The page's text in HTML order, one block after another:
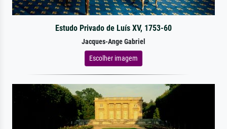
Estudo Privado de Luís XV, 1753-60
Jacques-Ange Gabriel
Escolher imagem